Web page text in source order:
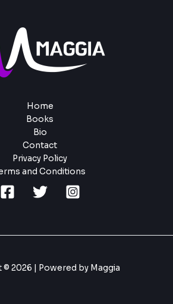
Home
Books
Bio
Contact
Privacy Policy
and Conditions
2026 | Powered by Maggia